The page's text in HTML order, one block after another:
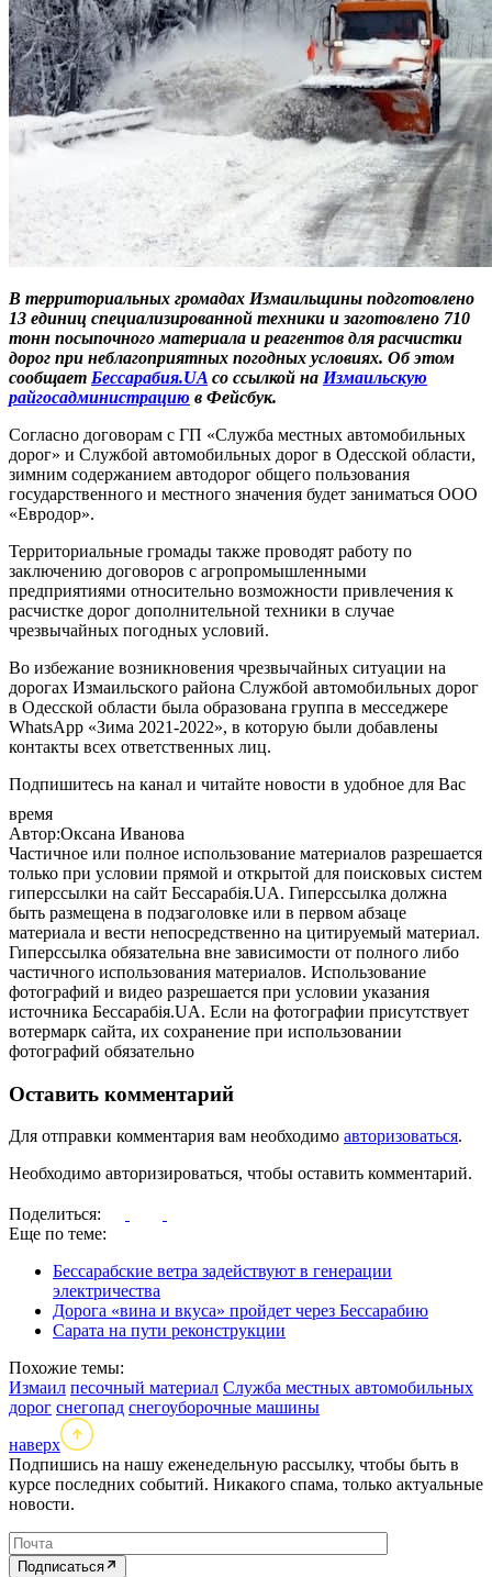
В территориальных громадах Измаильщины подготовлено
13 единиц специализированной техники и заготовлено 710
тонн посыпочного материала и реагентов для расчистки
дорог при неблагоприятных погодных условиях. Об этом
сообщает Бессарабия.UA со ссылкой на Измаильскую
райгосадминистрацию в Фейсбук.
Согласно договорам с ГП «Служба местных автомобильных
дорог» и Службой автомобильных дорог в Одесской области,
зимним содержанием автодорог общего пользования
государственного и местного значения будет заниматься ООО
«Евродор».
Территориальные громады также проводят работу по
заключению договоров с агропромышленными
предприятиями относительно возможности привлечения к
расчистке дорог дополнительной техники в случае
чрезвычайных погодных условий.
Во избежание возникновения чрезвычайных ситуации на
дорогах Измаильского района Службой автомобильных дорог
в Одесской области была образована группа в месседжере
WhatsApp «Зима 2021-2022», в которую были добавлены
контакты всех ответственных лиц.
Подпишитесь на канал и читайте новости в удобное для Вас
время
Автор:Оксана Иванова
Частичное или полное использование материалов разрешается
только при условии прямой и открытой для поисковых систем
гиперссылки на сайт Бессарабія.UA. Гиперссылка должна
быть размещена в подзаголовке или в первом абзаце
материала и вести непосредственно на цитируемый материал.
Гиперссылка обязательна вне зависимости от полного либо
частичного использования материалов. Использование
фотографий и видео разрешается при условии указания
источника Бессарабія.UA. Если на фотографии присутствует
вотермарк сайта, их сохранение при использовании
фотографий обязательно
Оставить комментарий
Для отправки комментария вам необходимо авторизоваться.
Необходимо авторизироваться, чтобы оставить комментарий.
Поделиться:
Еще по теме:
Бессарабские ветра задействуют в генерации
электричества
Дорога «вина и вкуса» пройдет через Бессарабию
Сарата на пути реконструкции
Похожие темы:
Измаил песочный материал Служба местных автомобильных
дорог снегопад снегоуборочные машины
наверх
Подпишись на нашу еженедельную рассылку, чтобы быть в
курсе последних событий. Никакого спама, только актуальные
новости.
Подписаться